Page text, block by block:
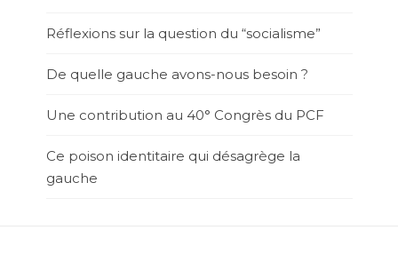
Réflexions sur la question du “socialisme”
De quelle gauche avons-nous besoin ?
Une contribution au 40° Congrès du PCF
Ce poison identitaire qui désagrège la
gauche